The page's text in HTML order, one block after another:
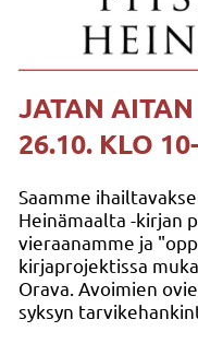
JATAN
26.10. KLO
Saamme
Heinämaalta -kirjan
vieraanamme ja
kirjaprojektissa
Orava. Avoimien
syksyn